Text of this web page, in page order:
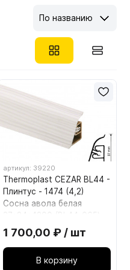
По названию
артикул: 39220
Thermoplast CEZAR BL44 -
Плинтус - 1474 (4,2)
Сосна авола белая
1 700,00 ₽ / шт
В корзину